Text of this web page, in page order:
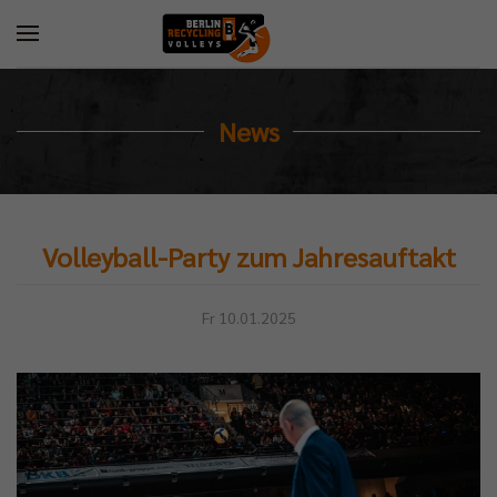
News
Volleyball-Party zum Jahresauftakt
Fr 10.01.2025